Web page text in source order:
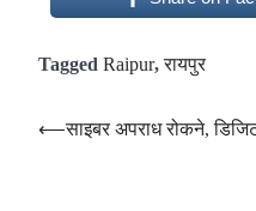
Tagged Raipur,रायपुर
Post
⟵साइबर अपराध रोकने,